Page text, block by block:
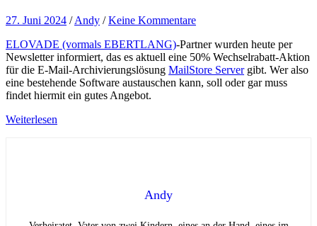
27. Juni 2024 /Andy /Keine Kommentare
ELOVADE (vormals EBERTLANG)-Partner wurden heute per
Newsletter informiert, das es aktuell eine 50% Wechselrabatt-Aktion
für die E-Mail-Archivierungslösung MailStore Servergibt. Wer also
eine bestehende Software austauschen kann, soll oder gar muss
findet hiermit ein gutes Angebot.
Weiterlesen
Andy